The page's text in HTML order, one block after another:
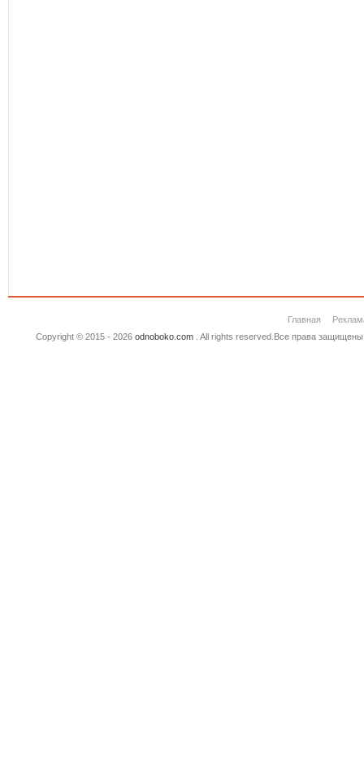
Главная
Copyright © 2015 - 2026 odnoboko.com. All rights reserved.Все права защищены.